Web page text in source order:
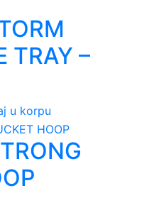
TRAY –
u korpu